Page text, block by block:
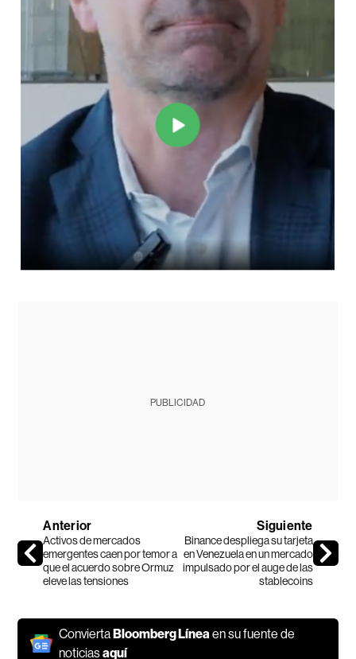
PUBLICIDAD
Anterior
Activos de mercados
emergentes caen por temor a
que el acuerdo sobre Ormuz
eleve las tensiones
Siguiente
Binance despliega su tarjeta
en Venezuela en un mercado
impulsado por el auge de las
stablecoins
ConviertaBloomberg Línea en su fuente de
noticiasaquí